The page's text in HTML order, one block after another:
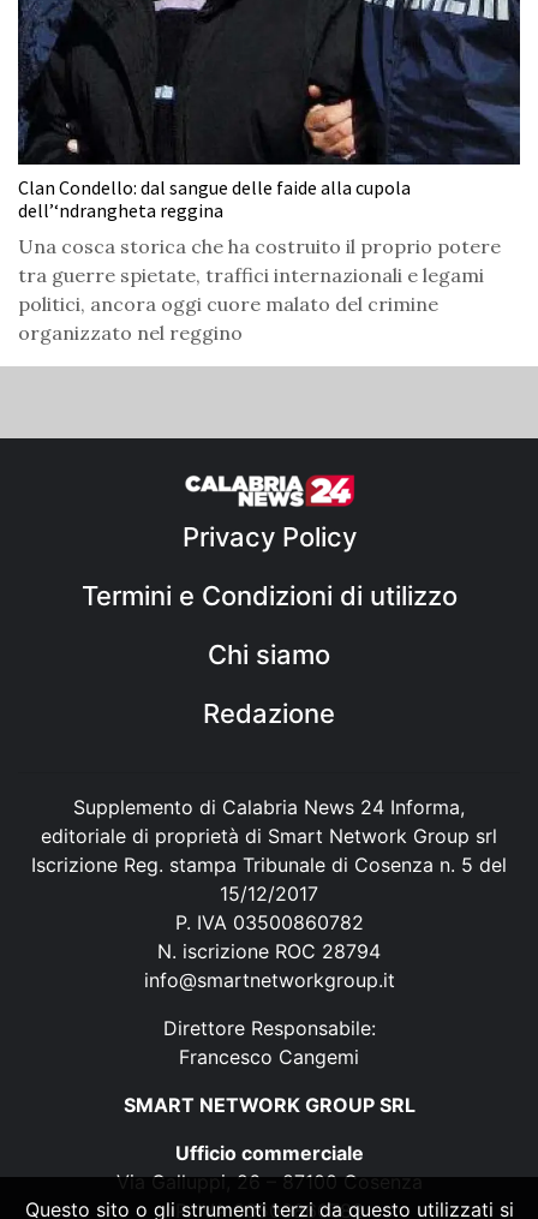
Clan Condello: dal sangue delle faide alla cupola
dell’‘ndrangheta reggina
Una cosca storica che ha costruito il proprio potere
tra guerre spietate, traffici internazionali e legami
politici, ancora oggi cuore malato del crimine
organizzato nel reggino
Privacy Policy
Termini e Condizioni di utilizzo
Chi siamo
Redazione
Supplemento di Calabria News 24 Informa,
editoriale di proprietà di Smart Network Group srl
Iscrizione Reg. stampa Tribunale di Cosenza n. 5 del
15/12/2017
P. IVA 03500860782
N. iscrizione ROC 28794
info@smartnetworkgroup.it
Direttore Responsabile:
Francesco Cangemi
SMART NETWORK GROUP SRL
Ufficio commerciale
Via Galluppi, 26 – 87100 Cosenza
P. IVA 03500860782
Questo sito o gli strumenti terzi da questo utilizzati si